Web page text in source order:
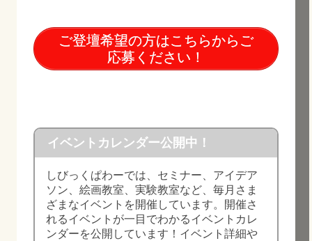
ご登壇希望の方はこちらからご
応募ください！
イベントカレンダー公開中！
しびっくぱわーでは、セミナー、アイデア
ソン、絵画教室、実験教室など、毎月さま
ざまなイベントを開催しています。開催さ
れるイベントが一目でわかるイベントカレ
ンダーを公開しています！イベント詳細や